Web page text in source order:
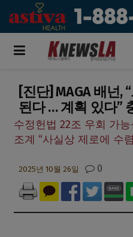
[진단] MAGA 배넌,
된다 … 계획 있다”
수정헌법 22조 우회 가
조계 “사실상 제로에 수
2025년 10월 26일 0